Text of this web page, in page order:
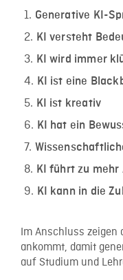
Generative KI-
KI versteht
KI wird immer
KI ist eine
KI ist kreativ
KI hat ein
KI führt zu
KI kann in die
Im Anschluss zeigen
ankommt, damit
auf Studium und